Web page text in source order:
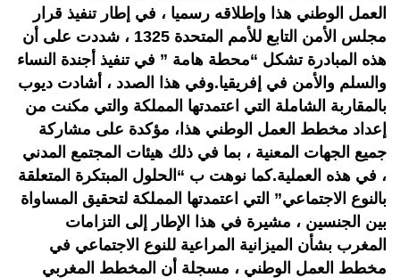
العمل الوطني هذا وإطلاقه رسميا ، في إطار تنفيذ قرار
مجلس الأمن التابع للأمم المتحدة 1325 ، شددت على أن
هذه المبادرة تشكل “محطة هامة ” في تنفيذ أجندة النساء
والسلم والأمن في إفريقيا.وفي هذا الصدد ، أشادت ديوب
بالمقاربة الشاملة التي اعتمدتها المملكة والتي مكنت من
إعداد مخطط العمل الوطني هذا، مؤكدة على مشاركة
جميع الجهات المعنية ، بما في ذلك هيئات المجتمع المدني
، في هذه العملية.كما نوهت ب “الحلول المبتكرة المتعلقة
بالنوع الاجتماعي” التي اعتمدتها المملكة لتحقيق المساواة
بين الجنسين ، مشيرة في هذا الإطار إلى التزامات
المغرب بشأن الميزانية المراعية للنوع الاجتماعي في
مخطط العمل الوطني ، مسجلة أن المخطط المغربي